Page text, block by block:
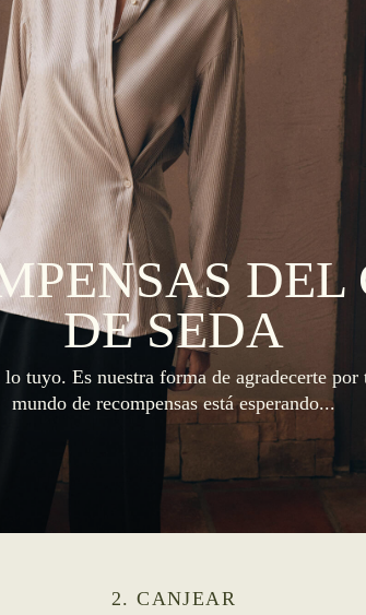
DEL
DE SEDA
lo tuyo. Es nuestra forma de agradecerte
mundo de recompensas está esperando...
2. CANJEAR